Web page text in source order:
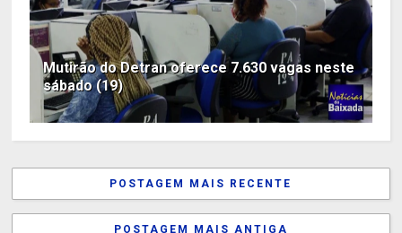
Mutirão do Detran oferece 7.630 vagas neste
sábado (19)
POSTAGEM MAIS RECENTE
POSTAGEM MAIS ANTIGA